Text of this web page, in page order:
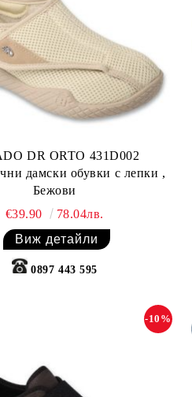
DR ORTO 431D002
дамски обувки с лепки ,
Бежови
€39.90
78.04лв.
Виж детайли
0897 443 595
-10%